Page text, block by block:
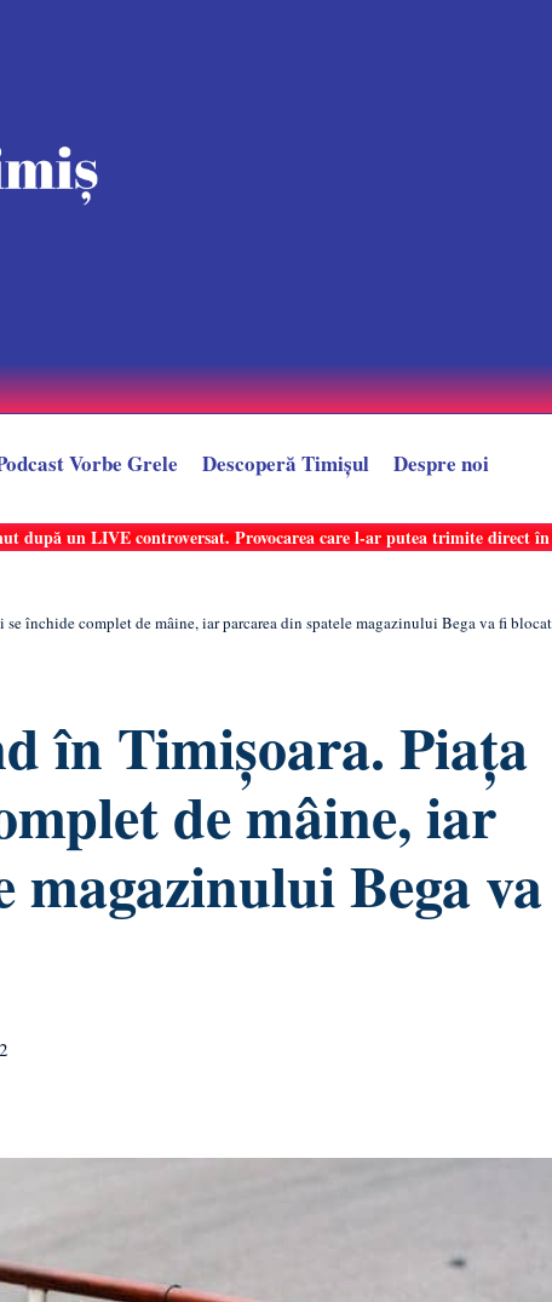
Vorbe Grele Descoperă Timișul Despre noi
după un LIVE controversat. Provocarea care l-ar putea trimite direct
închide complet de mâine, iar parcarea din spatele magazinului Bega va fi
în Timișoara. Piața
de mâine, iar
magazinului Bega